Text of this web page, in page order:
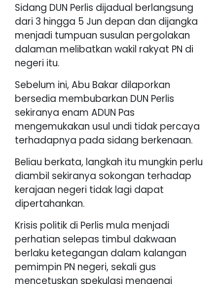
Sidang DUN Perlis dijadual berlangsung
dari 3 hingga 5 Jun depan dan dijangka
menjadi tumpuan susulan pergolakan
dalaman melibatkan wakil rakyat PN di
negeri itu.
Sebelum ini, Abu Bakar dilaporkan
bersedia membubarkan DUN Perlis
sekiranya enam ADUN Pas
mengemukakan usul undi tidak percaya
terhadapnya pada sidang berkenaan.
Beliau berkata, langkah itu mungkin perlu
diambil sekiranya sokongan terhadap
kerajaan negeri tidak lagi dapat
dipertahankan.
Krisis politik di Perlis mula menjadi
perhatian selepas timbul dakwaan
berlaku ketegangan dalam kalangan
pemimpin PN negeri, sekali gus
mencetuskan spekulasi mengenai